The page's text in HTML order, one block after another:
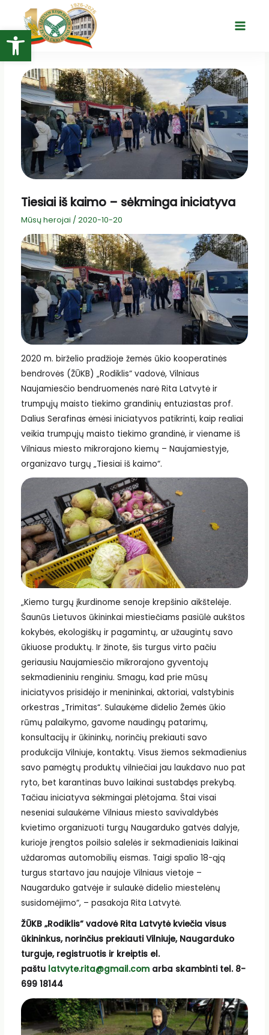
Open toolbar
turinio
Main
Tiesiai iš kaimo – sėkminga iniciatyva
Mūsų herojai / 2020-10-20
2020 m. birželio pradžioje žemės ūkio kooperatinės
bendrovės (ŽŪKB) „Rodiklis“ vadovė, Vilniaus
Naujamiesčio bendruomenės narė Rita Latvytė ir
trumpųjų maisto tiekimo grandinių entuziastas prof.
Dalius Serafinas ėmėsi iniciatyvos patikrinti, kaip realiai
veikia trumpųjų maisto tiekimo grandinė, ir viename iš
Vilniaus miesto mikrorajono kiemų – Naujamiestyje,
organizavo turgų „Tiesiai iš kaimo“.
„Kiemo turgų įkurdinome senoje krepšinio aikštelėje.
Šaunūs Lietuvos ūkininkai miestiečiams pasiūlė aukštos
kokybės, ekologiškų ir pagamintų, ar užaugintų savo
ūkiuose produktų. Ir žinote, šis turgus virto pačiu
geriausiu Naujamiesčio mikrorajono gyventojų
sekmadieniniu renginiu. Smagu, kad prie mūsų
iniciatyvos prisidėjo ir menininkai, aktoriai, valstybinis
orkestras „Trimitas“. Sulaukėme didelio Žemės ūkio
rūmų palaikymo, gavome naudingų patarimų,
konsultacijų ir ūkininkų, norinčių prekiauti savo
produkcija Vilniuje, kontaktų. Visus žiemos sekmadienius
savo pamėgtų produktų vilniečiai jau laukdavo nuo pat
ryto, bet karantinas buvo laikinai sustabdęs prekybą.
Tačiau iniciatyva sėkmingai plėtojama. Štai visai
neseniai sulaukėme Vilniaus miesto savivaldybės
kvietimo organizuoti turgų Naugarduko gatvės dalyje,
kurioje įrengtos poilsio salelės ir sekmadieniais laikinai
uždaromas automobilių eismas. Taigi spalio 18-ąją
turgus startavo jau naujoje Vilniaus vietoje –
Naugarduko gatvėje ir sulaukė didelio miestelėnų
susidomėjimo“, – pasakoja Rita Latvytė.
ŽŪKB „Rodiklis“ vadovė Rita Latvytė kviečia visus
ūkininkus, norinčius prekiauti Vilniuje, Naugarduko
turguje, registruotis ir kreiptis el.
paštulatvyte.rita@gmail.com arba skambinti tel. 8-
699 18144